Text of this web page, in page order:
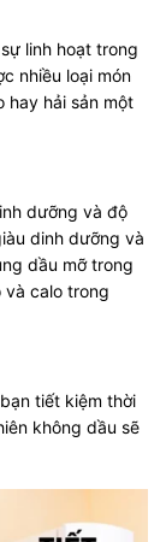
linh hoạt trong
nhiều loại món
hay hải sản một
dưỡng và độ
dinh dưỡng và
dầu mỡ trong
calo trong
tiết kiệm thời
không dầu sẽ